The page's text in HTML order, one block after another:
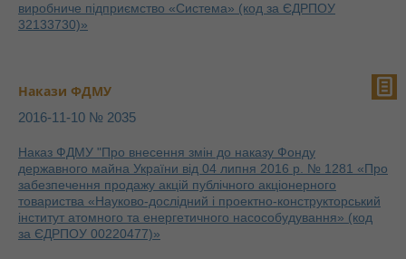
виробниче підприємство «Система» (код за ЄДРПОУ
32133730)»
Накази ФДМУ
2016-11-10 № 2035
Наказ ФДМУ "Про внесення змін до наказу Фонду
державного майна України від 04 липня 2016 р. № 1281 «Про
забезпечення продажу акцій публічного акціонерного
товариства «Науково-дослідний і проектно-конструкторський
інститут атомного та енергетичного насособудування» (код
за ЄДРПОУ 00220477)»